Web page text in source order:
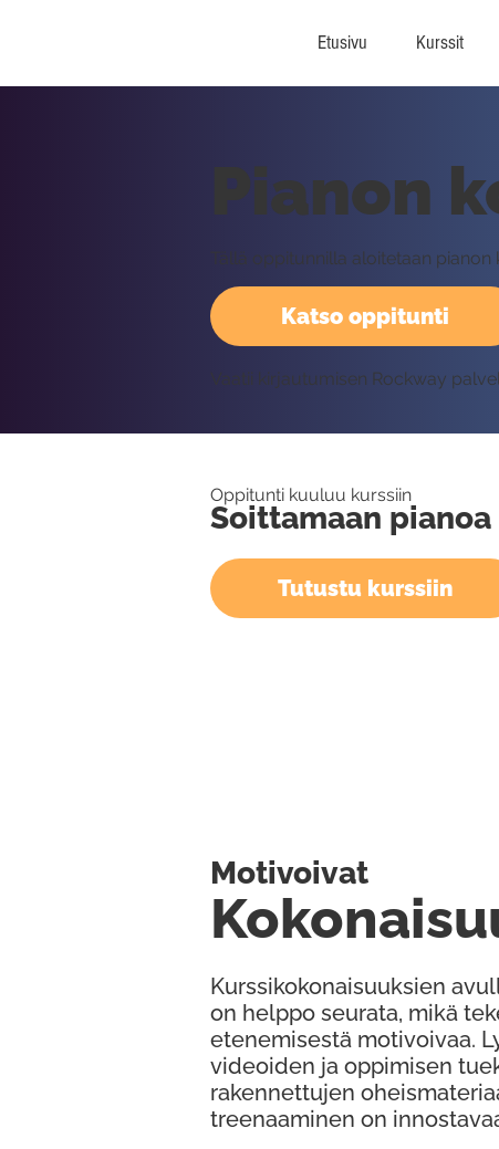
Etusivu Kurssit
Katso oppitunti
Pianon
Tällä oppitunnilla aloitetaan
Vaatii kirjautumisen Rockway
Oppitunti kuuluu kurssiin
Soittamaan pianoa
Tutustu kurssiin
Kurssikokonaisuuksien
on helppo seurata, mikä
etenemisestä motivoivaa.
videoiden ja oppimisen
rakennettujen
treenaaminen on
Motivoivat